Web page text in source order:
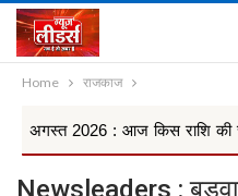
Home राजकाज
: आज किस राशि की चमकेगी
Newsleaders :